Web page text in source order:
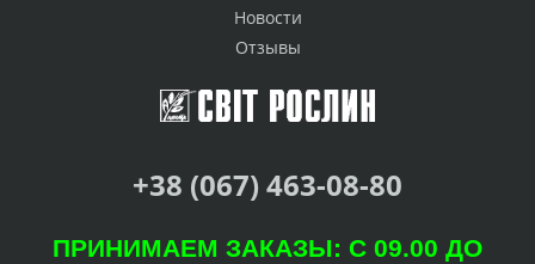
Новости
Отзывы
+38 (067) 463-08-80
ПРИНИМАЕМ ЗАКАЗЫ: С 09.00 ДО